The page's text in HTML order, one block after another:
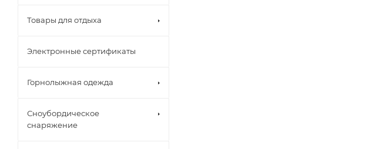
Товары для отдыха
Электронные сертификаты
Горнолыжная одежда
Сноубордическое
снаряжение